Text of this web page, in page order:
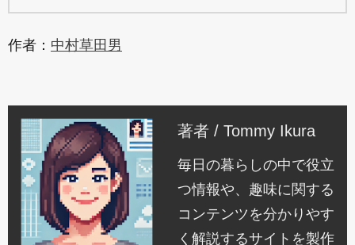
作者： 中村草田男
著者 / Tommy Ikura
毎日の暮らしの中で役立
つ情報や、趣味に関する
コンテンツを分かりやす
く解説するサイトを製作